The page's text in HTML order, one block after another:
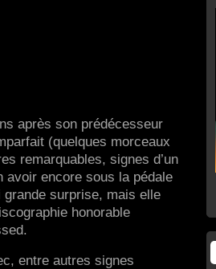
après son prédécesseur
(quelques morceaux
remarquables, signes d’un
avoir encore sous la pédale
grande surprise, mais elle
honorable
entre autres signes